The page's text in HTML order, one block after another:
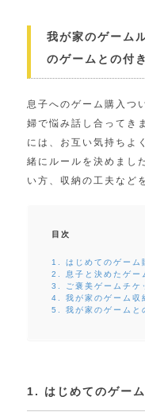
我が家のゲーム
のゲームとの付
息子へのゲーム購入つ
婦で悩み話し合ってき
には、お互い気持ちよ
緒にルールを決めまし
い方、収納の工夫など
目次
1. はじめてのゲーム
2. 息子と決めたゲー
3. ご褒美ゲームチケ
4. 我が家のゲーム収
5. 我が家のゲームと
1. はじめてのゲー